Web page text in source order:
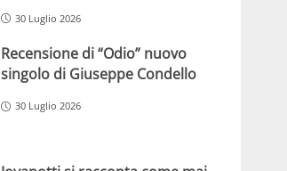
30 Luglio 2026
Recensione di “Odio” nuovo
singolo di Giuseppe Condello
30 Luglio 2026